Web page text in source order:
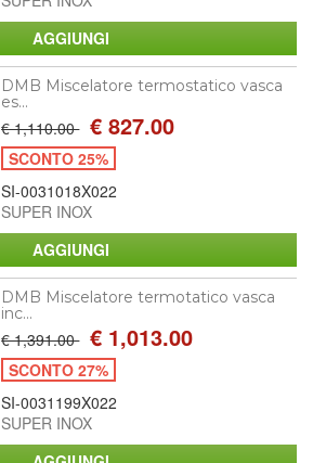
DMB Miscelatore termostatico vasca
es...
€ 1,110.00 € 827.00
SCONTO 25%
SI-0031018X022
SUPER INOX
DMB Miscelatore termotatico vasca
inc...
€ 1,391.00 € 1,013.00
SCONTO 27%
SI-0031199X022
SUPER INOX